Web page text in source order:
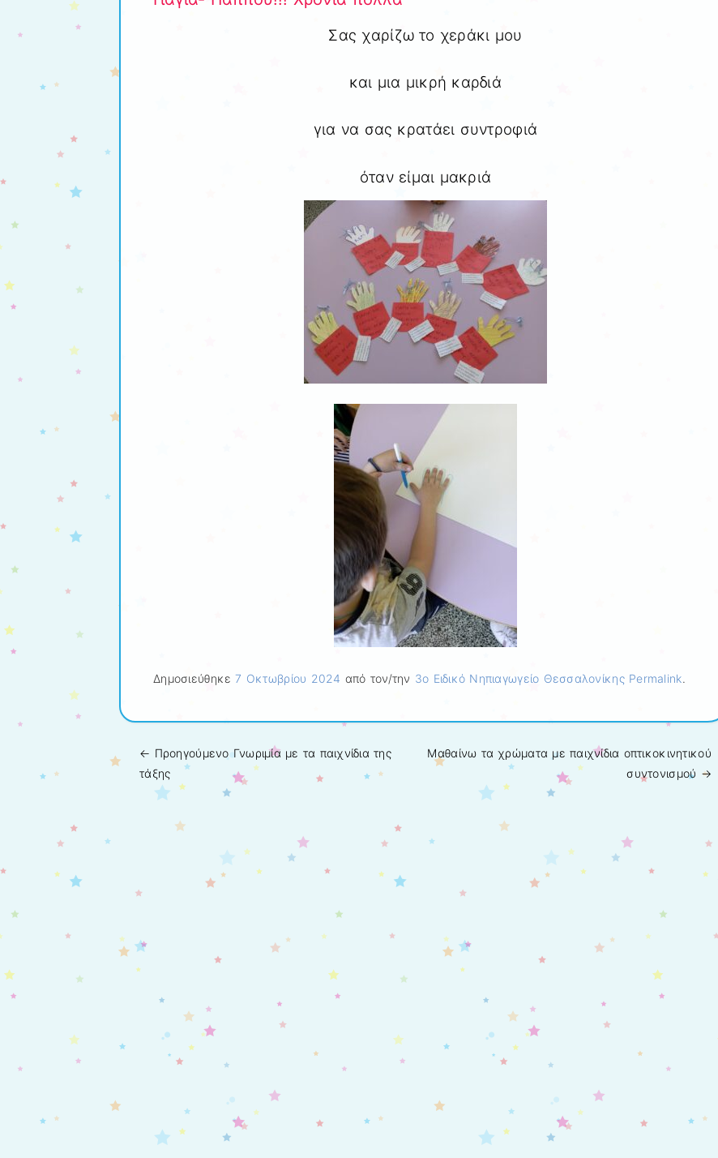
Σας χαρίζω το χεράκι μου
και μια μικρή καρδιά
για να σας κρατάει συντροφιά
όταν είμαι μακριά
Δημοσιεύθηκε7 Οκτωβρίου 2024 από τον/την 3ο Ειδικό Νηπιαγωγείο Θεσσαλονίκης Permalink.
Πλοήγηση άρθρων
← Προηγούμενo Γνωριμία με τα παιχνίδια της
τάξης
Μαθαίνω τα χρώματα με παιχνίδια οπτικοκινητικού
συντονισμού →